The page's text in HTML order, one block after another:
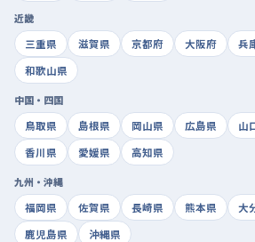
近畿
三重県
滋賀県 京都府 大阪府 兵
和歌山県
中国・四国
鳥取県
島根県 岡山県 広島県 山
香川県
愛媛県 高知県
九州・沖縄
福岡県
佐賀県 長崎県 熊本県 大
鹿児島県
沖縄県